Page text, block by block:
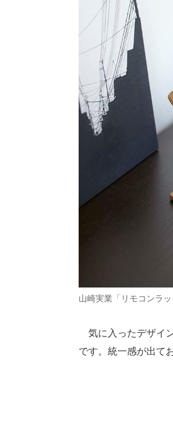
山崎実業「リモコンラ
気に入ったデザイ
です。統一感が出て